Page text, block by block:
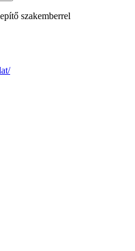
szakemberrel